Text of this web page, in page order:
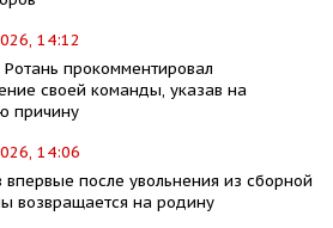
14:12
Ротань прокомментировал
своей команды, указав на
причину
14:06
впервые после увольнения из сборной
возвращается на родину